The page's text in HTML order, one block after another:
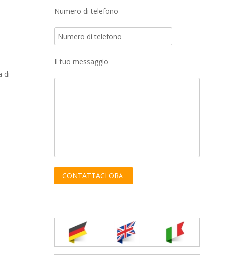
di
Numero di telefono
Il tuo messaggio